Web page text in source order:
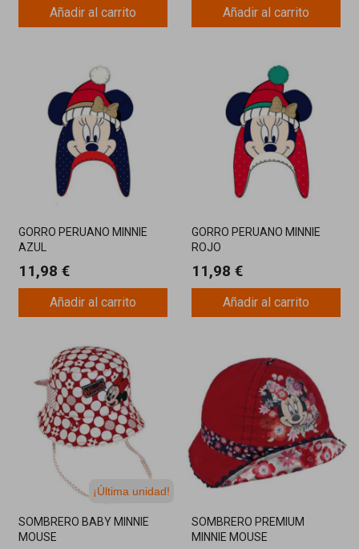
Añadir al carrito Añadir al carrito
GORRO PERUANO MINNIE
AZUL
11,98 €
Añadir al carrito
GORRO PERUANO MINNIE
ROJO
11,98 €
Añadir al carrito
¡Última unidad!
SOMBRERO BABY MINNIE
MOUSE
SOMBRERO PREMIUM
MINNIE MOUSE